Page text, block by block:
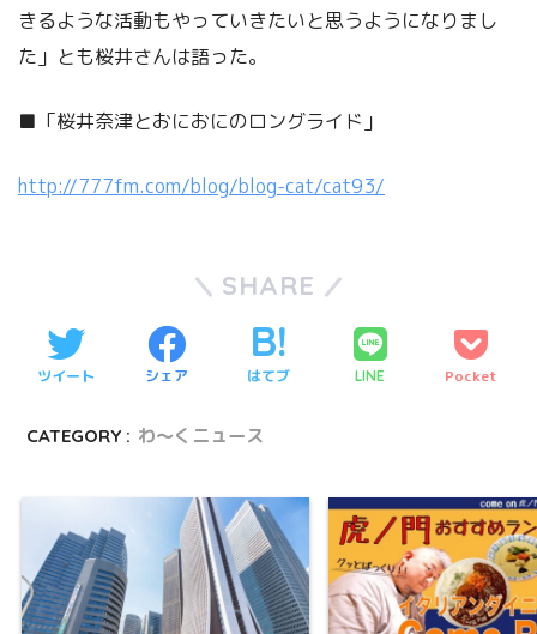
きるような活動もやっていきたいと思うようになりまし
た」とも桜井さんは語った。
■「桜井奈津とおにおにのロングライド」
http://777fm.com/blog/blog-cat/cat93/
SHARE
ツイート シェア はてブ LINE Pocket
CATEGORY : わ～くニュース